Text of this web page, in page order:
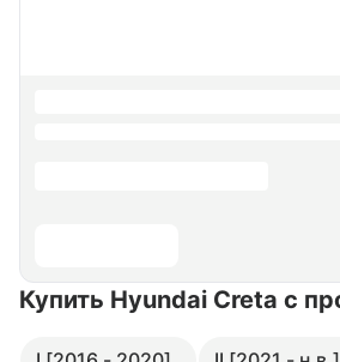
Купить Hyundai Creta с